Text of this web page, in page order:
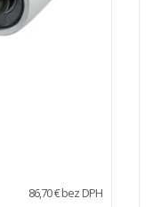
86,70 € bez DPH